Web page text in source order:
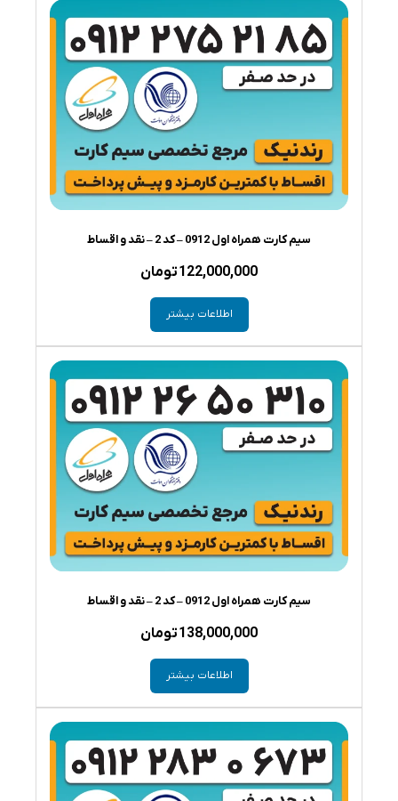
سیم کارت همراه اول 0912 – کد 2 – نقد و اقساط
122,000,000تومان
اطلاعات بیشتر
سیم کارت همراه اول 0912 – کد 2 – نقد و اقساط
138,000,000تومان
اطلاعات بیشتر